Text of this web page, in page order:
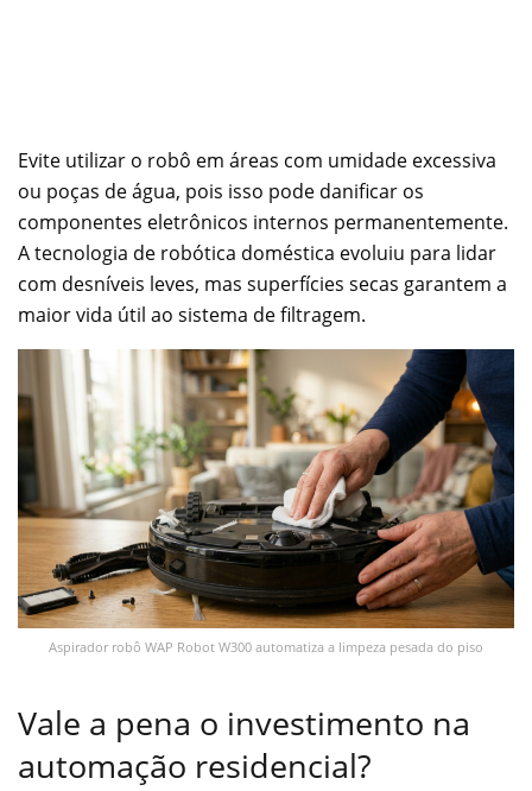
Evite utilizar o robô em áreas com umidade excessiva
ou poças de água, pois isso pode danificar os
componentes eletrônicos internos permanentemente.
A tecnologia de robótica doméstica evoluiu para lidar
com desníveis leves, mas superfícies secas garantem a
maior vida útil ao sistema de filtragem.
Aspirador robô WAP Robot W300 automatiza a limpeza pesada do piso
Vale a pena o investimento na
automação residencial?